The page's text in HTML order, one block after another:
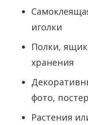
иголки
Полки,
хранения
фото,
Растения